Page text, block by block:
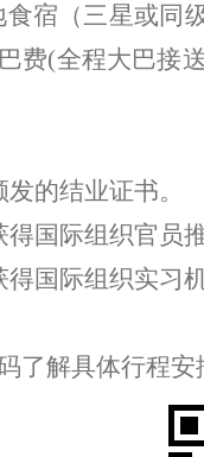
宿（三星或同
费(全程大巴接
的结业证书。
得国际组织官员
得国际组织实习
了解具体行程安